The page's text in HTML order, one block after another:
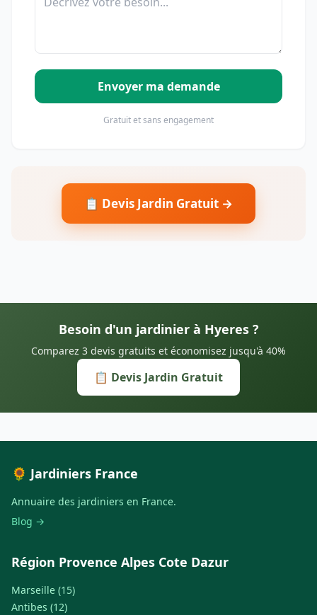
Envoyer ma demande
Gratuit et sans engagement
📋 Devis Jardin Gratuit →
Besoin d'un jardinier à Hyeres ?
Comparez 3 devis gratuits et économisez jusqu'à 40%
📋 Devis Jardin Gratuit
🌻 Jardiniers France
Annuaire des jardiniers en France.
Blog →
Région Provence Alpes Cote Dazur
Marseille (15)
Antibes (12)